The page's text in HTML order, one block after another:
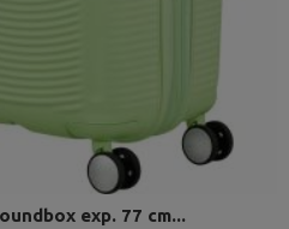
exp. 77 cm...